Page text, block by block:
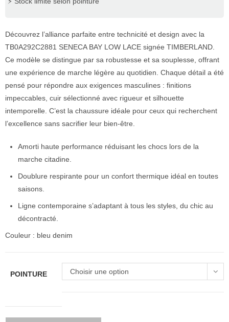
Découvrez l’alliance parfaite entre technicité et design avec la
TB0A292C2881 SENECA BAY LOW LACE signée TIMBERLAND.
Ce modèle se distingue par sa robustesse et sa souplesse, offrant
une expérience de marche légère au quotidien. Chaque détail a été
pensé pour répondre aux exigences masculines : finitions
impeccables, cuir sélectionné avec rigueur et silhouette
intemporelle. C’est la chaussure idéale pour ceux qui recherchent
l’excellence sans sacrifier leur bien-être.
Amorti haute performance réduisant les chocs lors de la
marche citadine.
Doublure respirante pour un confort thermique idéal en toutes
saisons.
Ligne contemporaine s’adaptant à tous les styles, du chic au
décontracté.
Couleur : bleu denim
POINTURE Choisir une option